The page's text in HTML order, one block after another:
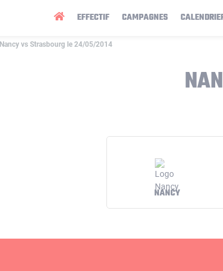
EFFECTIF CAMPAGNES
Nancy vs Strasbourg le 24/05/2014
NANCY